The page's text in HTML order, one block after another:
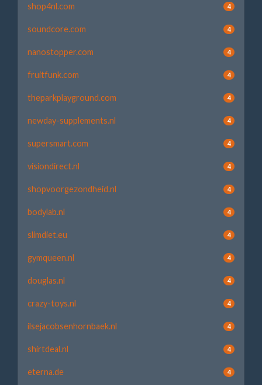
shop4nl.com 4
soundcore.com 4
nanostopper.com 4
fruitfunk.com 4
theparkplayground.com 4
newday-supplements.nl 4
supersmart.com 4
visiondirect.nl 4
shopvoorgezondheid.nl 4
bodylab.nl 4
slimdiet.eu 4
gymqueen.nl 4
douglas.nl 4
crazy-toys.nl 4
ilsejacobsenhornbaek.nl 4
shirtdeal.nl 4
eterna.de 4